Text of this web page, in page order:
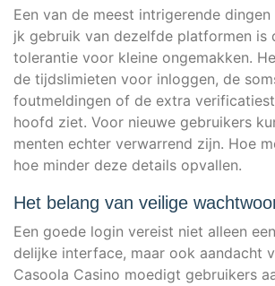
Een van de meest intri­ge­r­en­de
jk gebruik van dez­elf­de plat­for­men is
tole­ran­tie voor klei­ne onge­mak­ken.
de tijds­li­mie­ten voor inlog­gen, de
fout­mel­din­gen of de extra
hoofd ziet. Voor nieu­we gebrui­kers
men­ten ech­ter ver­war­rend zijn. Hoe
hoe min­der deze details opvallen.
Het belang van veilige
Een goe­de log­in ver­eist niet alleen
de­li­jke inter­face, maar ook aan­dacht
Casoo­la Casi­no moe­digt gebrui­kers